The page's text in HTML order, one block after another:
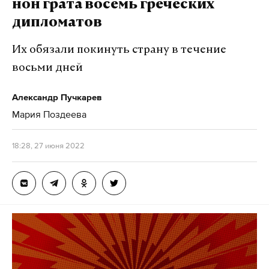
нон грата восемь греческих
дипломатов
Их обязали покинуть страну в течение
восьми дней
Александр Пучкарев
Мария Поздеева
18:28, 27 июня 2022